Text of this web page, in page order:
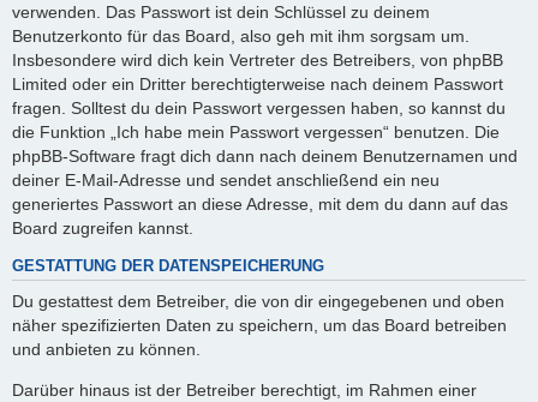
verwenden. Das Passwort ist dein Schlüssel zu deinem
Benutzerkonto für das Board, also geh mit ihm sorgsam um.
Insbesondere wird dich kein Vertreter des Betreibers, von phpBB
Limited oder ein Dritter berechtigterweise nach deinem Passwort
fragen. Solltest du dein Passwort vergessen haben, so kannst du
die Funktion „Ich habe mein Passwort vergessen“ benutzen. Die
phpBB-Software fragt dich dann nach deinem Benutzernamen und
deiner E-Mail-Adresse und sendet anschließend ein neu
generiertes Passwort an diese Adresse, mit dem du dann auf das
Board zugreifen kannst.
GESTATTUNG DER DATENSPEICHERUNG
Du gestattest dem Betreiber, die von dir eingegebenen und oben
näher spezifizierten Daten zu speichern, um das Board betreiben
und anbieten zu können.
Darüber hinaus ist der Betreiber berechtigt, im Rahmen einer